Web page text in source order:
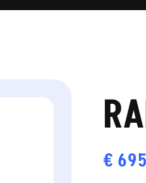
€